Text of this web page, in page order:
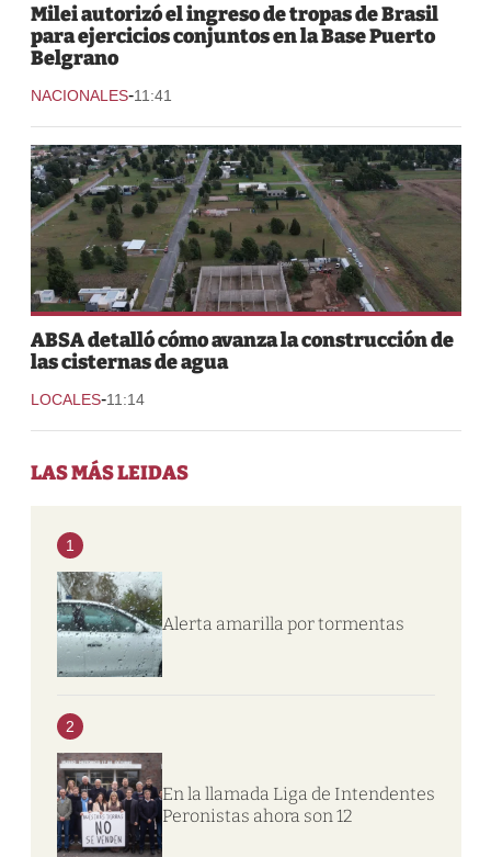
Milei autorizó el ingreso de tropas de Brasil
para ejercicios conjuntos en la Base Puerto
Belgrano
NACIONALES-11:41
ABSA detalló cómo avanza la construcción de
las cisternas de agua
LOCALES-11:14
LAS MÁS LEIDAS
1
Alerta amarilla por tormentas
2
En la llamada Liga de Intendentes
Peronistas ahora son 12